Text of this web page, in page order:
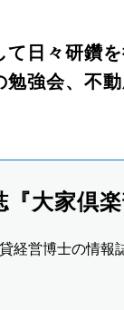
て日々研鑽
勉強会、不
『大家倶
経営博士の情